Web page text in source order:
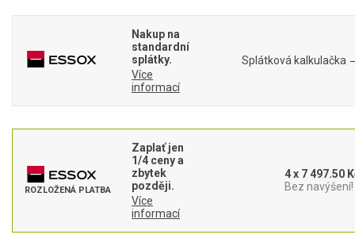
Křovinořezy a vyžínače
Benzínové křovinořezy a vyžínače
Aku křovinořezy a vyžínače
Aku pily
Jednoruční pily
Nakup na
standardní
splátky.
Více
informací
Splátková kalkulačka
ROZLOŽENÁ PLATBA
Zaplať jen
1/4 ceny a
zbytek
později.
Více
informací
4 x 7 497.50
Bez navýšení!